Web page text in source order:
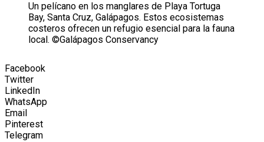
Un pelícano en los manglares de Playa Tortuga
Bay, Santa Cruz, Galápagos. Estos ecosistemas
costeros ofrecen un refugio esencial para la fauna
local. ©Galápagos Conservancy
Facebook
Twitter
LinkedIn
WhatsApp
Email
Pinterest
Telegram